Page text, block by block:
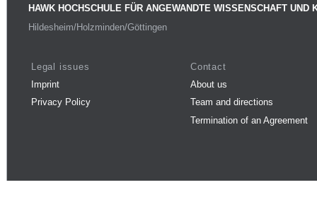
HAWK HOCHSCHULE FÜR ANGEWANDTE WISSENSCHAFT UND
Hildesheim/Holzminden/Göttingen
Legal issues
Imprint
Privacy Policy
Contact
About us
Team and directions
Termination of an Agreement